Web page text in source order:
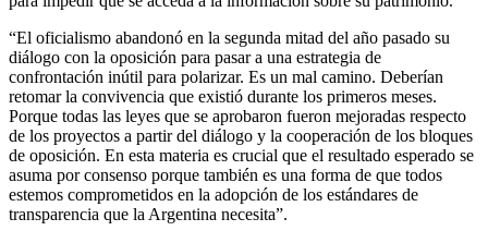
“El oficialismo abandonó en la segunda mitad del año pasado su
diálogo con la oposición para pasar a una estrategia de
confrontación inútil para polarizar. Es un mal camino. Deberían
retomar la convivencia que existió durante los primeros meses.
Porque todas las leyes que se aprobaron fueron mejoradas respecto
de los proyectos a partir del diálogo y la cooperación de los bloques
de oposición. En esta materia es crucial que el resultado esperado se
asuma por consenso porque también es una forma de que todos
estemos comprometidos en la adopción de los estándares de
transparencia que la Argentina necesita”.